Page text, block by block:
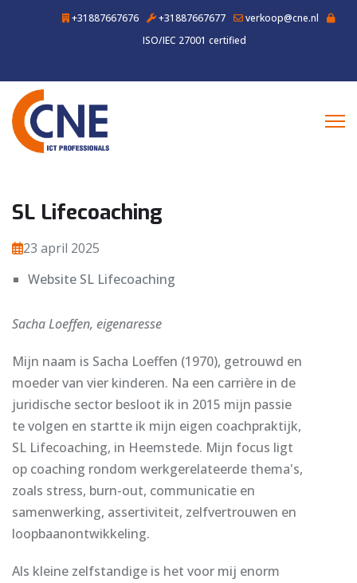
+31887667676 +31887667677
verkoop@cne.nl
ISO/IEC 27001 certified
SL Lifecoaching
23 april 2025
Website SL Lifecoaching
Sacha Loeffen, eigenaresse
Mijn naam is Sacha Loeffen (1970), getrouwd en
moeder van vier kinderen. Na een carrière in de
juridische sector besloot ik in 2015 mijn passie
te volgen en startte ik mijn eigen coachpraktijk,
SL Lifecoaching, in Heemstede. Mijn focus ligt
op coaching rondom werkgerelateerde thema's,
zoals stress, burn-out, communicatie en
samenwerking, assertiviteit, zelfvertrouwen en
loopbaanontwikkeling.
Als kleine zelfstandige is het voor mij enorm